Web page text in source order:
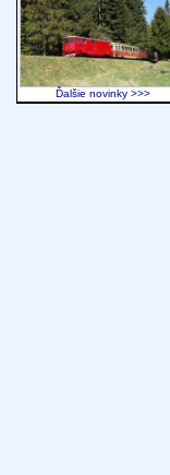
Ďalšie novinky >>>